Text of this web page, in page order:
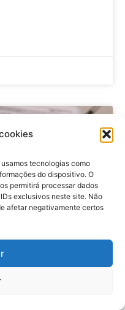
tecnologias como
do dispositivo. O
permitirá processar dados
exclusivos neste site. Não
afetar negativamente certos
adesão ao
2.0 é